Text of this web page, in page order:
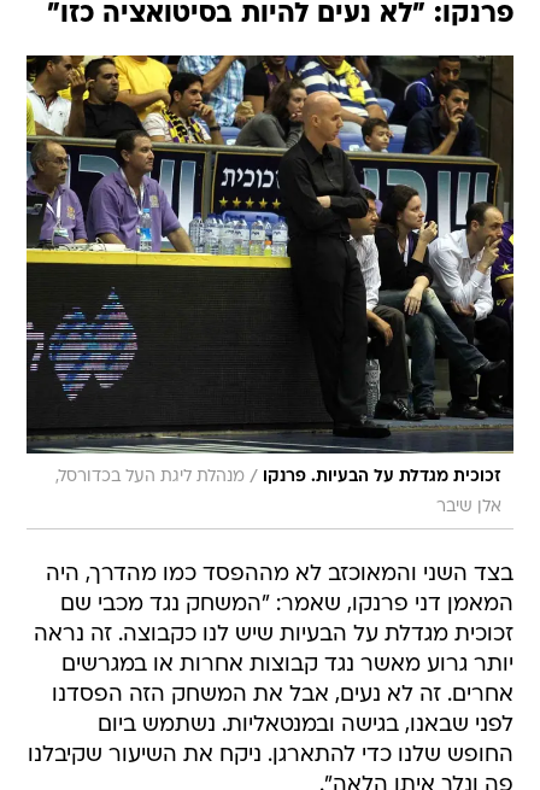
פרנקו: "לא נעים להיות בסיטואציה כזו"
זכוכית מגדלת על הבעיות. פרנקו / מנהלת ליגת העל בכדורסל,
אלן שיבר
בצד השני והמאוכזב לא מההפסד כמו מהדרך, היה
המאמן דני פרנקו, שאמר: "המשחק נגד מכבי שם
זכוכית מגדלת על הבעיות שיש לנו כקבוצה. זה נראה
יותר גרוע מאשר נגד קבוצות אחרות או במגרשים
אחרים. זה לא נעים, אבל את המשחק הזה הפסדנו
לפני שבאנו, בגישה ובמנטאליות. נשתמש ביום
החופש שלנו כדי להתארגן. ניקח את השיעור שקיבלנו